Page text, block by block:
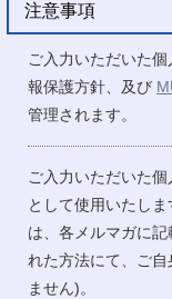
注意事項
ご入力いただいた
報保護方針、及び
管理されます。
ご入力いただいた
として使用いたし
は、各メルマガに
れた方法にて、ご
ません)。